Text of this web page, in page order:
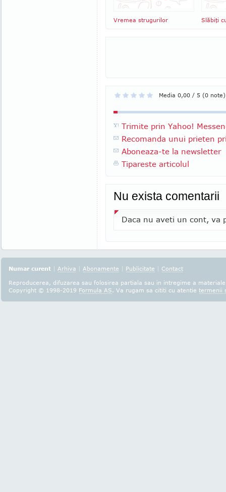
Vremea strugurilor Slăbiţi
Media 0,00 / 5 (0 note)
Trimite prin Yahoo!
Recomanda unui prieten
Aboneaza-te la newsletter
Tipareste articolul
Nu exista comentarii
Daca nu aveti un cont, va
Numar curent | Arhiva | Abonamente | Publicitate | Contact
Reproducerea, difuzarea sau folosirea partiala sau in intregime a
Copyright © 1998-2019 Formula AS. Va rugam sa cititi cu atentie termenii